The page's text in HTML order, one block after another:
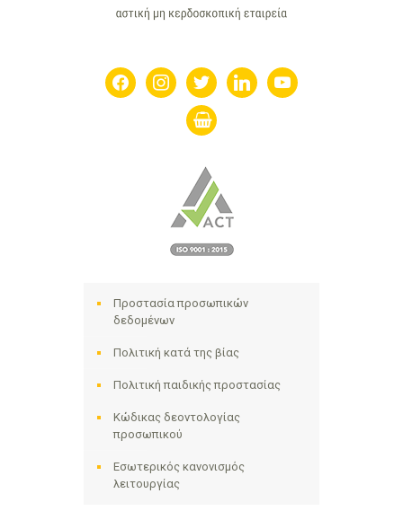
facebookinstagramtwitter linkedin youtube
shopping-
basket
Προστασία προσωπικών
δεδομένων
Πολιτική κατά της βίας
Πολιτική παιδικής προστασίας
Κώδικας δεοντολογίας
προσωπικού
Εσωτερικός κανονισμός
λειτουργίας